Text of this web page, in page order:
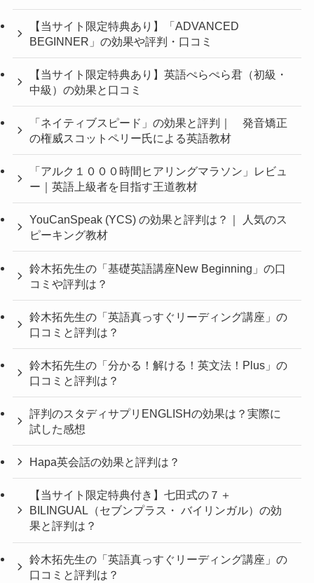
【当サイト限定特典あり】「ADVANCED
BEGINNER」の効果や評判・口コミ
【当サイト限定特典あり】英語ぺらぺら君（初級・
中級）の効果と口コミ
「ネイティブスピード」の効果と評判｜ 発音矯正
の権威スコットペリー氏による英語教材
「アルク１０００時間ヒアリングマラソン」レビュ
ー｜英語上級者を目指す王道教材
YouCanSpeak (YCS) の効果と評判は？｜ 人気のス
ピーキング教材
鈴木拓先生の「基礎英語講座New Beginning」の口
コミや評判は？
鈴木拓先生の「英語真っすぐリーディング講座」の
口コミと評判は？
鈴木拓先生の「分かる！解ける！英文法！Plus」の
口コミと評判は？
評判のスタディサプリENGLISHの効果は？実際に
試した感想
Hapa英会話の効果と評判は？
【当サイト限定特典付き】七田式の７＋
BILINGUAL（セブンプラス・ バイリンガル）の効
果と評判は？
鈴木拓先生の「英語真っすぐリーディング講座」の
口コミと評判は？